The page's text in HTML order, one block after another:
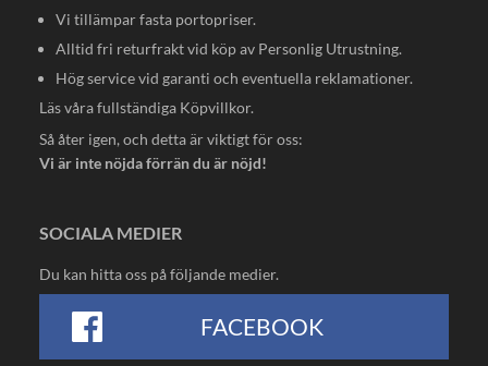
Vi tillämpar fasta portopriser.
Alltid fri returfrakt vid köp av Personlig Utrustning.
Hög service vid garanti och eventuella reklamationer.
Läs våra fullständiga Köpvillkor.
Så åter igen, och detta är viktigt för oss:
Vi är inte nöjda förrän du är nöjd!
SOCIALA MEDIER
Du kan hitta oss på följande medier.
FACEBOOK